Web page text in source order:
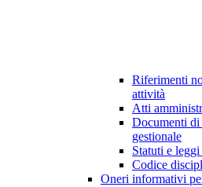
Riferimenti
attività
Atti
Documenti di
gestionale
Statuti e
Codice
Oneri informativi